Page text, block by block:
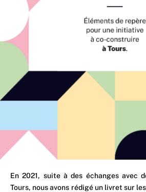
En 2021, suite à des échanges avec
Tours, nous avons rédigé un livret sur